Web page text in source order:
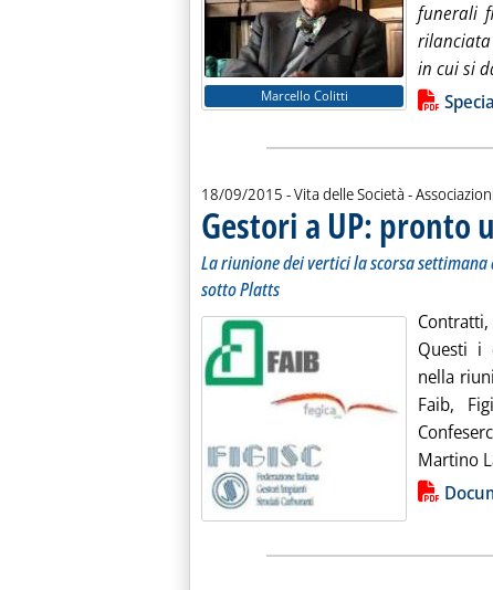
Marcello Colitti
funerali
rilanciata
in cui si
Lista allegati PDF alla
18/09/2015 - Vita delle Società -
Gestori a UP: pronto
La riunione dei vertici la scorsa
sotto Platts
Questi i
nella
Faib,
Martino
Lista allegati PDF alla